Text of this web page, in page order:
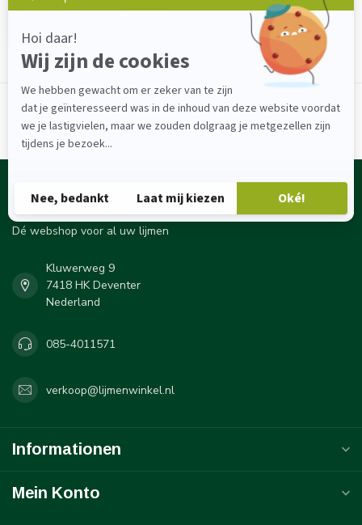
Zeige
Lijmenwinkel.nl
Dé webshop voor al uw lijmen
Kluwerweg 9
7418 HK Deventer
Nederland
085-4011571
verkoop@lijmenwinkel.nl
Informationen
Mein Konto